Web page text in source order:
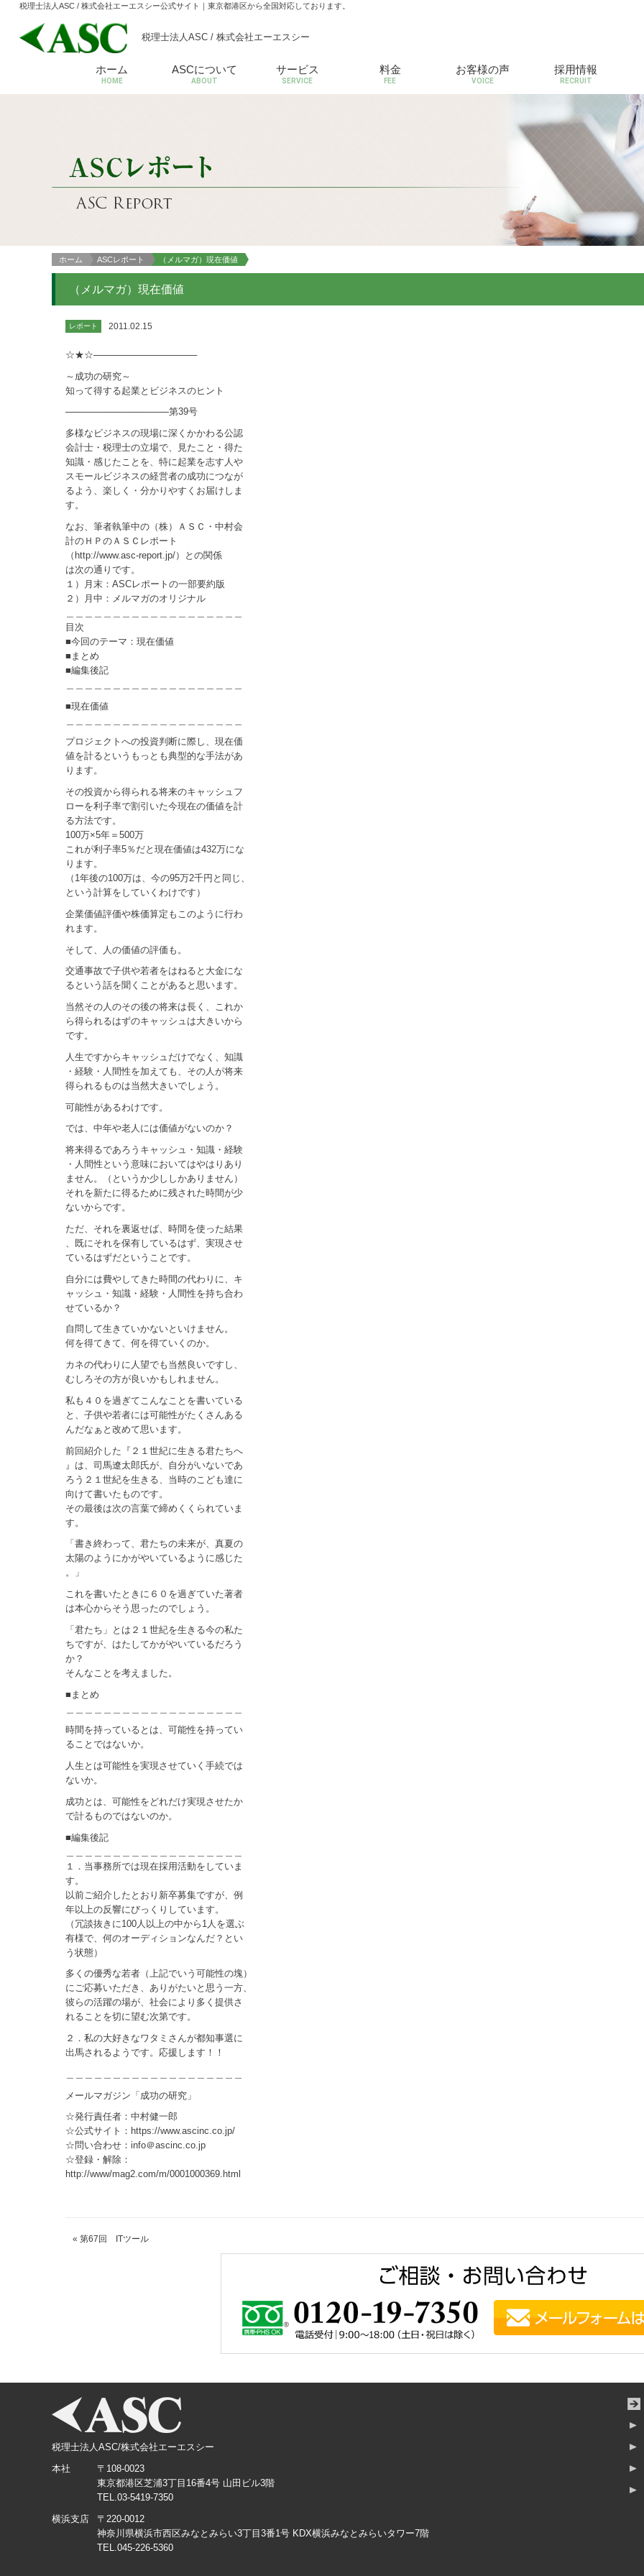
税理士法人ASC / 株式会社エーエスシー公式サイト ｜東京都港区から全国対応しております。
税理士法人ASC / 株式会社エーエスシー
ホーム
HOME
ASCについて
ABOUT
サービス
SERVICE
料金
FEE
お客様の声
VOICE
採用情報
RECRUIT
ホーム ASCレポート （メルマガ）現在価値
（メルマガ）現在価値
レポート 2011.02.15
☆★☆────────────────
～成功の研究～
知って得する起業とビジネスのヒント
────────────────第39号
多様なビジネスの現場に深くかかわる公認
会計士・税理士の立場で、見たこと・得た
知識・感じたことを、特に起業を志す人や
スモールビジネスの経営者の成功につなが
るよう、楽しく・分かりやすくお届けしま
す。
なお、筆者執筆中の（株）ＡＳＣ・中村会
計のＨＰのＡＳＣレポート
（http://www.asc-report.jp/）との関係
は次の通りです。
１）月末：ASCレポートの一部要約版
２）月中：メルマガのオリジナル
目次
■今回のテーマ：現在価値
■まとめ
■編集後記
■現在価値
プロジェクトへの投資判断に際し、現在価
値を計るというもっとも典型的な手法があ
ります。
その投資から得られる将来のキャッシュフ
ローを利子率で割引いた今現在の価値を計
る方法です。
100万×5年＝500万
これが利子率5％だと現在価値は432万にな
ります。
（1年後の100万は、今の95万2千円と同じ、
という計算をしていくわけです）
企業価値評価や株価算定もこのように行わ
れます。
そして、人の価値の評価も。
交通事故で子供や若者をはねると大金にな
るという話を聞くことがあると思います。
当然その人のその後の将来は長く、これか
ら得られるはずのキャッシュは大きいから
です。
人生ですからキャッシュだけでなく、知識
・経験・人間性を加えても、その人が将来
得られるものは当然大きいでしょう。
可能性があるわけです。
では、中年や老人には価値がないのか？
将来得るであろうキャッシュ・知識・経験
・人間性という意味においてはやはりあり
ません。（というか少ししかありません）
それを新たに得るために残された時間が少
ないからです。
ただ、それを裏返せば、時間を使った結果
、既にそれを保有しているはず、実現させ
ているはずだということです。
自分には費やしてきた時間の代わりに、キ
ャッシュ・知識・経験・人間性を持ち合わ
せているか？
自問して生きていかないといけません。
何を得てきて、何を得ていくのか。
カネの代わりに人望でも当然良いですし、
むしろその方が良いかもしれません。
私も４０を過ぎてこんなことを書いている
と、子供や若者には可能性がたくさんある
んだなぁと改めて思います。
前回紹介した『２１世紀に生きる君たちへ
』は、司馬遼太郎氏が、自分がいないであ
ろう２１世紀を生きる、当時のこども達に
向けて書いたものです。
その最後は次の言葉で締めくくられていま
す。
「書き終わって、君たちの未来が、真夏の
太陽のようにかがやいているように感じた
。」
これを書いたときに６０を過ぎていた著者
は本心からそう思ったのでしょう。
「君たち」とは２１世紀を生きる今の私た
ちですが、はたしてかがやいているだろう
か？
そんなことを考えました。
■まとめ
時間を持っているとは、可能性を持ってい
ることではないか。
人生とは可能性を実現させていく手続では
ないか。
成功とは、可能性をどれだけ実現させたか
で計るものではないのか。
■編集後記
１．当事務所では現在採用活動をしていま
す。
以前ご紹介したとおり新卒募集ですが、例
年以上の反響にびっくりしています。
（冗談抜きに100人以上の中から1人を選ぶ
有様で、何のオーディションなんだ？とい
う状態）
多くの優秀な若者（上記でいう可能性の塊）
にご応募いただき、ありがたいと思う一方、
彼らの活躍の場が、社会により多く提供さ
れることを切に望む次第です。
２．私の大好きなワタミさんが都知事選に
出馬されるようです。応援します！！
メールマガジン「成功の研究」
☆発行責任者：中村健一郎
☆公式サイト：https://www.ascinc.co.jp/
☆問い合わせ：info＠ascinc.co.jp
☆登録・解除：
http://www/mag2.com/m/0001000369.html
«第67回 ITツール
税理士法人ASC/株式会社エーエスシー
本社
〒108-0023
東京都港区芝浦3丁目16番4号 山田ビル3階
TEL.03-5419-7350
横浜支店
〒220-0012
神奈川県横浜市西区みなとみらい3丁目3番1号 KDX横浜みなとみらいタワー7階
TEL.045-226-5360